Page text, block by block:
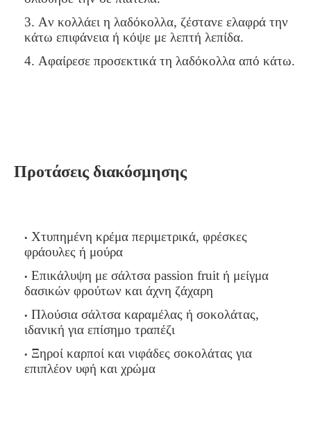
Αν κολλάει η λαδόκολλα, ζέστανε ελαφρά την
κάτω επιφάνεια ή κόψε με λεπτή λεπίδα.
Αφαίρεσε προσεκτικά τη λαδόκολλα από κάτω.
Προτάσεις διακόσμησης
Χτυπημένη κρέμα περιμετρικά, φρέσκες
φράουλες ή μούρα
Επικάλυψη με σάλτσα passion fruit ή μείγμα
δασικών φρούτων και άχνη ζάχαρη
Πλούσια σάλτσα καραμέλας ή σοκολάτας,
ιδανική για επίσημο τραπέζι
Ξηροί καρποί και νιφάδες σοκολάτας για
επιπλέον υφή και χρώμα